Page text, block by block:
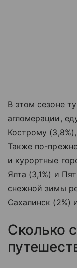
В этом сезоне
агломерации,
Кострому
Также по-
и курортные
Ялта (3,1%) и
снежной зимы
Сахалинск (2%)
Сколько